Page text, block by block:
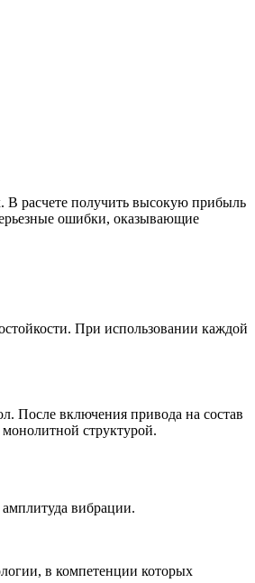
В расчете получить высокую прибыль
ошибки, оказывающие
При использовании каждой
После включения привода на состав
монолитной структурой.
вибрации.
в компетенции которых